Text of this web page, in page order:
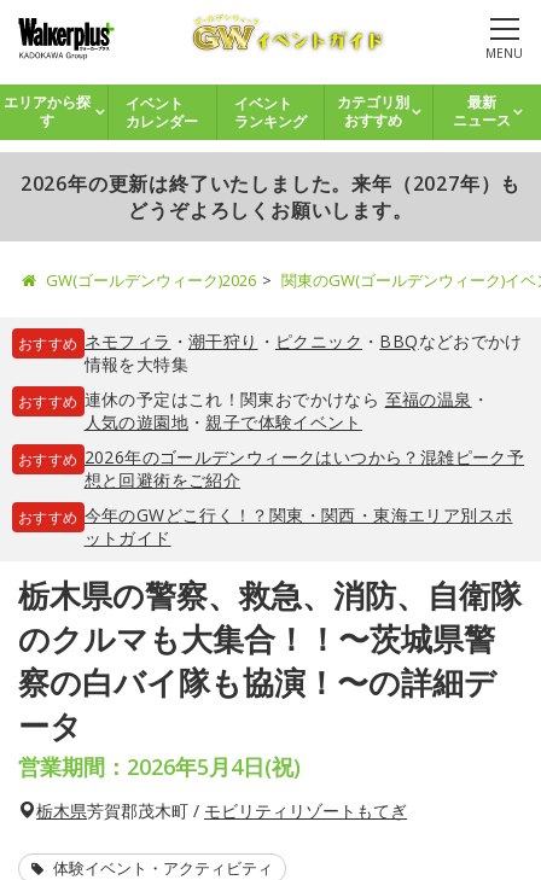
MENU
エリアから探
す
イベント
カレンダー
イベント
ランキング
カテゴリ別
おすすめ
最新
ニュース
2026年の更新は終了いたしました。来年（2027年）も
どうぞよろしくお願いします。
GW(ゴールデンウィーク)2026 関東のGW(ゴールデンウィーク)イ
おすすめ ネモフィラ ・ 潮干狩り ・ ピクニック ・ BBQなどおでかけ
情報を大特集
おすすめ 連休の予定はこれ！関東おでかけなら 至福の温泉 ・
人気の遊園地・親子で体験イベント
おすすめ 2026年のゴールデンウィークはいつから？混雑ピーク予
想と回避術をご紹介
おすすめ 今年のGWどこ行く！？関東・関西・東海エリア別スポ
ットガイド
栃木県の警察、救急、消防、自衛隊
のクルマも大集合！！〜茨城県警
察の白バイ隊も協演！〜の詳細デ
ータ
営業期間：2026年5月4日(祝)
栃木県芳賀郡茂木町 / モビリティリゾートもてぎ
体験イベント・アクティビティ